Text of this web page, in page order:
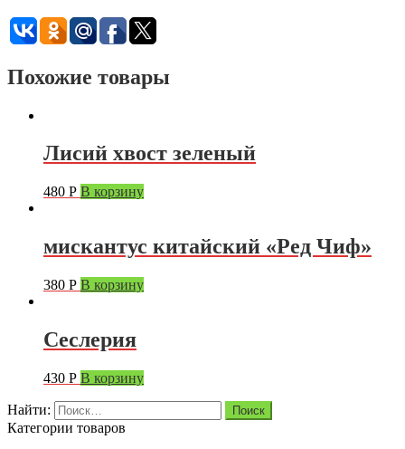
Похожие товары
Лисий хвост зеленый
480 Р В корзину
мискантус китайский «Ред Чиф»
380 Р В корзину
Сеслерия
430 Р В корзину
Найти:
Категории товаров